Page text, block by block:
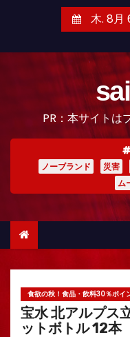
木. 8月
PR：本サイトは
ノーブランド 災害
ム
食欲の秋！食品・飲料30％ポイ
宝水 北アルプス
ットボトル 12本